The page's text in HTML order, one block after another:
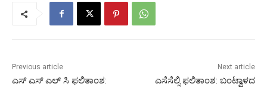
Previous article
ಎಸ್ ಎಸ್ ಎಲ್ ಸಿ ಫಲಿತಾಂಶ:
Next article
ಎಸೆಸೆಲ್ಸಿ ಫಲಿತಾಂಶ: ಬಂಟ್ವಾಳದ